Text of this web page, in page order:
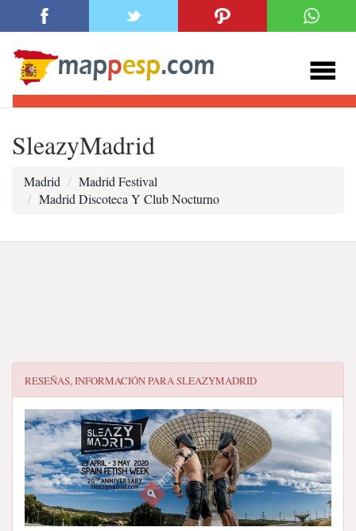
SleazyMadrid
Madrid
Madrid Festival
Madrid Discoteca Y Club Nocturno
RESEÑAS, INFORMACIÓN PARASLEAZYMADRID